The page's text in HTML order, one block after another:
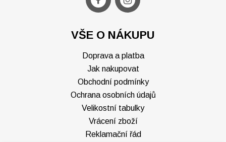
VŠE O NÁKUPU
Doprava a platba
Jak nakupovat
Obchodní podmínky
Ochrana osobních údajů
Velikostní tabulky
Vrácení zboží
Reklamační řád